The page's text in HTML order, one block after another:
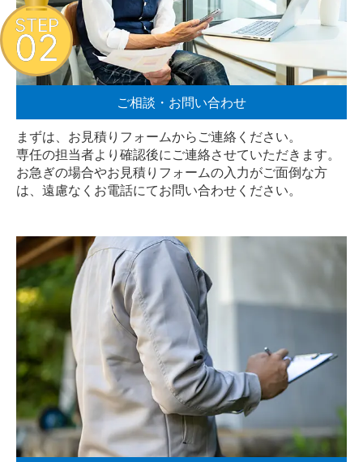
ご相談・お問い合わせ
まずは、お見積りフォームからご連絡ください。
専任の担当者より確認後にご連絡させていただきます。
お急ぎの場合やお見積りフォームの入力がご面倒な方
は、遠慮なく お電話にてお問い合わせください。
STEP
02